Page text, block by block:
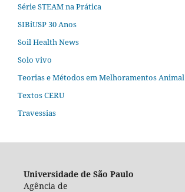
Série STEAM na Prática
SIBiUSP 30 Anos
Soil Health News
Solo vivo
Teorias e Métodos em Melhoramentos Animal
Textos CERU
Travessias
Universidade de São Paulo
Agência de